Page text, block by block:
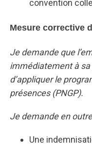
convention
Mesure corrective
Je demande que
immédiatement à
d’appliquer le
présences (PNGP).
Je demande en
Une